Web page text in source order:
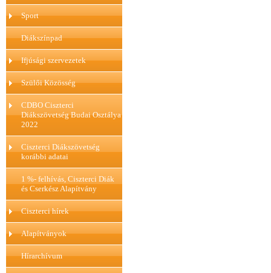
Sport
Diákszínpad
Ifjúsági szervezetek
Szülői Közösség
CDBO Ciszterci
Diákszövetség Budai Osztálya
2022
Ciszterci Diákszövetség
korábbi adatai
1 %- felhívás, Ciszterci Diák
és Cserkész Alapítvány
Ciszterci hírek
Alapítványok
Hírarchívum